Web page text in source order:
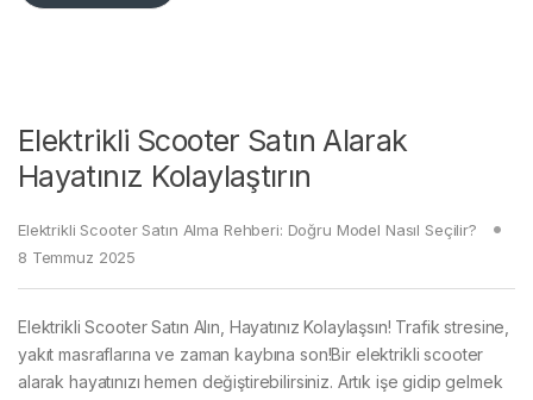
Elektrikli Scooter Satın Alarak
Hayatınız Kolaylaştırın
Elektrikli Scooter Satın Alma Rehberi: Doğru Model Nasıl Seçilir?
8 Temmuz 2025
Elektrikli Scooter Satın Alın, Hayatınız Kolaylaşsın! Trafik stresine,
yakıt masraflarına ve zaman kaybına son!Bir elektrikli scooter
alarak hayatınızı hemen değiştirebilirsiniz. Artık işe gidip gelmek